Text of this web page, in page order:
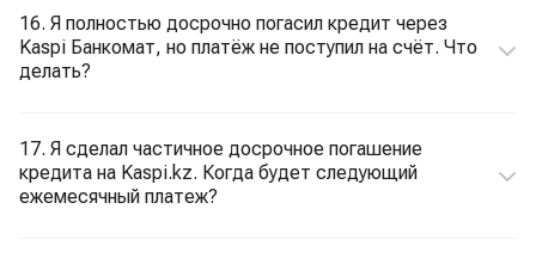
16. Я полностью досрочно погасил кредит через
Kaspi Банкомат, но платёж не поступил на счёт. Что
делать?
17. Я сделал частичное досрочное погашение
кредита на Kaspi.kz. Когда будет следующий
ежемесячный платеж?